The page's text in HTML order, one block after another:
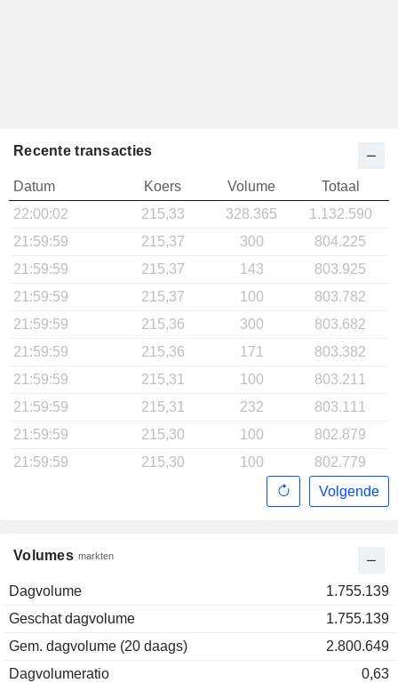
Volumes markten
Dagvolume
1.755.139
Geschat dagvolume
1.755.139
Gem. dagvolume (20 daags)
2.800.649
Dagvolumeratio
0,63
Recente transacties
Datum Koers Volume
Totaal
22:00:02
215,33 328.365
1.132.590
21:59:59
215,37 300
804.225
21:59:59
215,37 143
803.925
21:59:59
215,37 100
803.782
21:59:59
215,36 300
803.682
21:59:59
215,36 171
803.382
21:59:59
215,31 100
803.211
21:59:59
215,31 232
803.111
21:59:59
215,30 100
802.879
21:59:59
215,30 100
802.779
Volgende